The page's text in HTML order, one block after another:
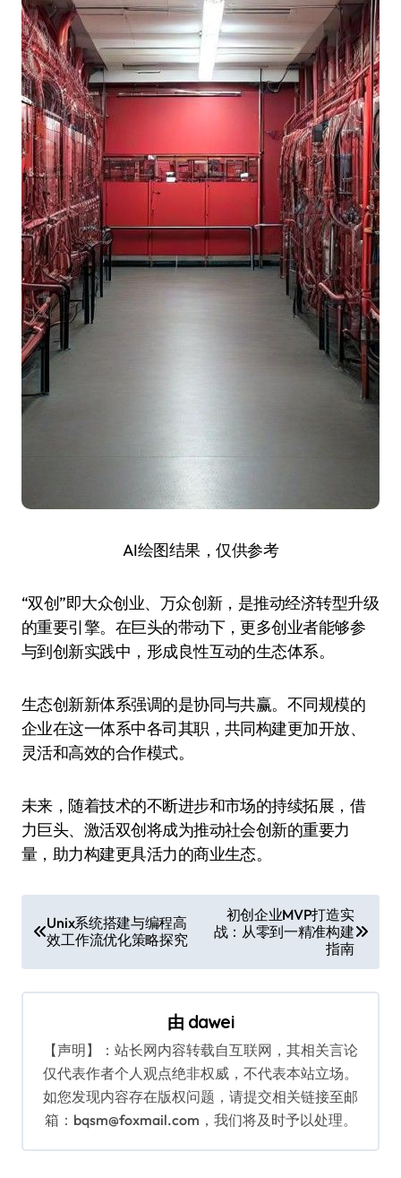
AI绘图结果，仅供参考
“双创”即大众创业、万众创新，是推动经济转型升级
的重要引擎。在巨头的带动下，更多创业者能够参
与到创新实践中，形成良性互动的生态体系。
生态创新新体系强调的是协同与共赢。不同规模的
企业在这一体系中各司其职，共同构建更加开放、
灵活和高效的合作模式。
未来，随着技术的不断进步和市场的持续拓展，借
力巨头、激活双创将成为推动社会创新的重要力
量，助力构建更具活力的商业生态。
章
导
航
Unix系统搭建与编程高
效工作流优化策略探究
初创企业MVP打造实
战：从零到一精准构建
指南
由 dawei
【声明】：站长网内容转载自互联网，其相关言论
仅代表作者个人观点绝非权威，不代表本站立场。
如您发现内容存在版权问题，请提交相关链接至邮
箱：bqsm@foxmail.com，我们将及时予以处理。